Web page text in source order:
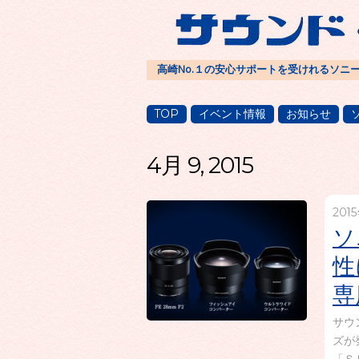
高崎No.１の安心サポートを受けれるソニ
TOP イベント情報 お知らせ
4月 9, 2015
サウ
ズ